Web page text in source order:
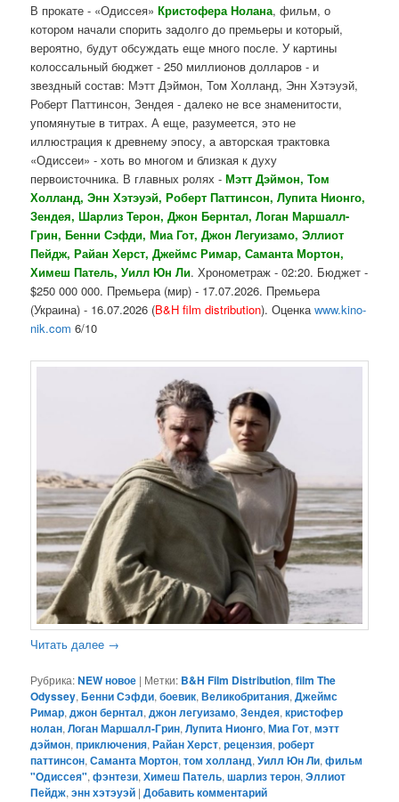
В прокате - «Одиссея»Кристофера Нолана, фильм, о
котором начали спорить задолго до премьеры и который,
вероятно, будут обсуждать еще много после. У картины
колоссальный бюджет - 250 миллионов долларов - и
звездный состав: Мэтт Дэймон, Том Холланд, Энн Хэтэуэй,
Роберт Паттинсон, Зендея - далеко не все знаменитости,
упомянутые в титрах. А еще, разумеется, это не
иллюстрация к древнему эпосу, а авторская трактовка
«Одиссеи» - хоть во многом и близкая к духу
первоисточника. В главных ролях -Мэтт Дэймон, Том
Холланд, Энн Хэтэуэй, Роберт Паттинсон, Лупита Нионго,
Зендея, Шарлиз Терон, Джон Бернтал, Логан Маршалл-
Грин, Бенни Сэфди, Миа Гот, Джон Легуизамо, Эллиот
Пейдж, Райан Херст, Джеймс Римар, Саманта Мортон,
Химеш Патель, Уилл Юн Ли. Хронометраж - 02:20. Бюджет -
$250 000 000. Премьера (мир) - 17.07.2026. Премьера
(Украина) - 16.07.2026 (B&H film distribution). Оценкаwww.kino-
nik.com 6/10
Читать далее →
Рубрика:NEW новое | Метки: B&H Film Distribution,film The
Odyssey,Бенни Сэфди,боевик,Великобритания,Джеймс
Римар,джон бернтал,джон легуизамо,Зендея,кристофер
нолан,Логан Маршалл-Грин,Лупита Нионго,Миа Гот,мэтт
дэймон,приключения,Райан Херст,рецензия,роберт
паттинсон,Саманта Мортон,том холланд,Уилл Юн Ли,фильм
"Одиссея",фэнтези,Химеш Патель,шарлиз терон,Эллиот
Пейдж,энн хэтэуэй |Добавить комментарий